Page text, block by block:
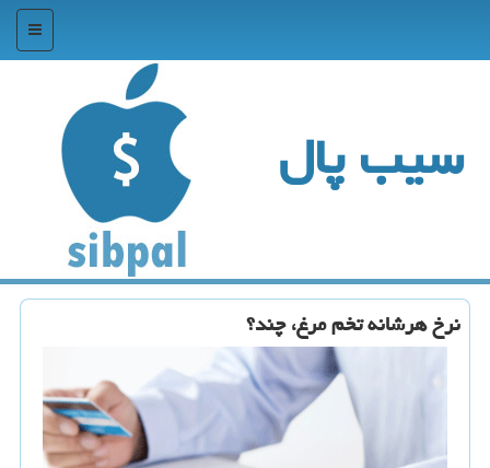
منو
سیب پال
نرخ هرشانه تخم مرغ، چند؟